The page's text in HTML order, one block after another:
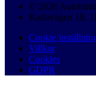
© 2026
Karlavägen 18,
Cookie
Villkor
Cookies
GDPR